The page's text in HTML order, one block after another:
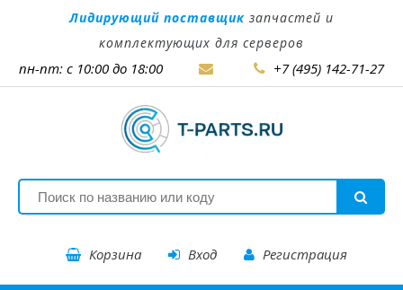
Лидирующий поставщик запчастей и
комплектующих для серверов
пн-пт: с 10:00 до 18:00 +7 (495) 142-71-27
Корзина Вход Регистрация